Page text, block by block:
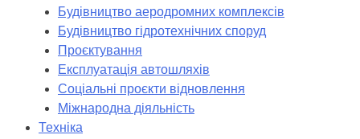
Будівництво аеродромних комплексів
Будівництво гідротехнічних споруд
Проєктування
Експлуатація автошляхів
Соціальні проєкти відновлення
Міжнародна діяльність
Техніка